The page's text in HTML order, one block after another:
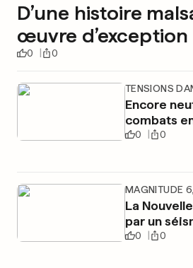
D’une histoire
œuvre d’exception
0 0
TENSIONS
Encore
combats
0 0
MAGNITUDE
La
par un
0 0